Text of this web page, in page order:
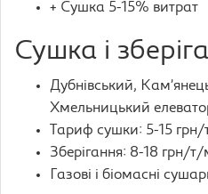
+ Сушка 5-15% витрат
Сушка і
Дубнівський,
Хмельницький
Тариф сушки: 5-15 грн/
Зберігання: 8-18 грн/т/
Газові і біомасні